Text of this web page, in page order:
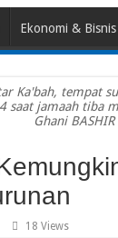
Ekonomi & Bisnis
Ka'bah, tempat
saat jamaah tiba
Ghani BASHIR
18 Views